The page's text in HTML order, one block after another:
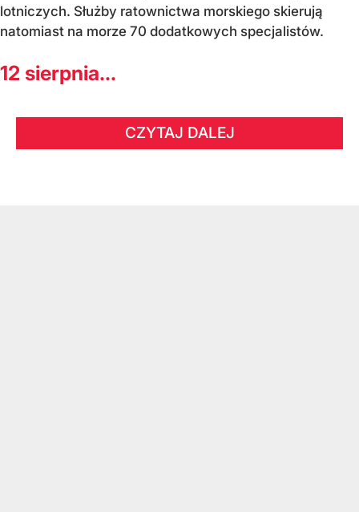
lotniczych. Służby ratownictwa morskiego skierują
natomiast na morze 70 dodatkowych specjalistów.
12 sierpnia...
CZYTAJ DALEJ